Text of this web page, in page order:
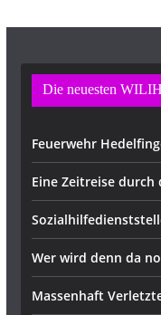
Die neuesten
Feuerwehr
Eine Zeitreise durch
Wer wird denn da
Massenhaft